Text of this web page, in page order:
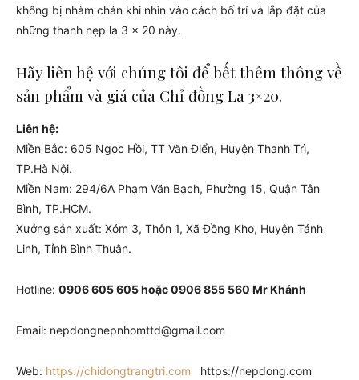
không bị nhàm chán khi nhìn vào cách bố trí và lắp đặt của
những thanh nẹp la 3 x 20 này.
Hãy liên hệ với chúng tôi để bết thêm thông về
sản phẩm và giá của Chỉ đồng La 3×20.
Liên hệ:
Miền Bắc: 605 Ngọc Hồi, TT Văn Điển, Huyện Thanh Trì,
TP.Hà Nội.
Miền Nam: 294/6A Phạm Văn Bạch, Phường 15, Quận Tân
Bình, TP.HCM.
Xưởng sản xuất: Xóm 3, Thôn 1, Xã Đồng Kho, Huyện Tánh
Linh, Tỉnh Bình Thuận.
Hotline: 0906 605 605 hoặc 0906 855 560 Mr Khánh
Email: nepdongnepnhomttd@gmail.com
Web: https://chidongtrangtri.com https://nepdong.com